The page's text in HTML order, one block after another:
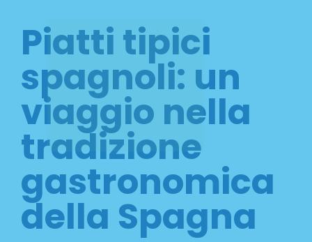
Piatti tipici
spagnoli: un
viaggio nella
tradizione
gastronomica
della Spagna